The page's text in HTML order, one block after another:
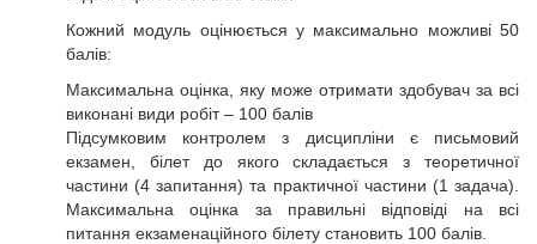
Кожний модуль оцінюється у максимально можливі 50
балів:
Максимальна оцінка, яку може отримати здобувач за всі
виконані види робіт – 100 балів
Підсумковим контролем з дисципліни є письмовий
екзамен, білет до якого складається з теоретичної
частини (4 запитання) та практичної частини (1 задача).
Максимальна оцінка за правильні відповіді на всі
питання екзаменаційного білету становить 100 балів.